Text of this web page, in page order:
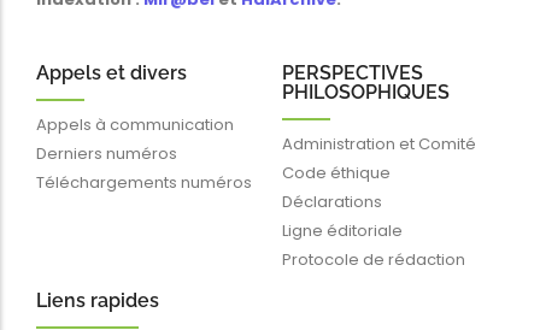
Appels et divers
Appels à communication
Derniers numéros
Téléchargements numéros
PERSPECTIVES
PHILOSOPHIQUES
Administration et Comité
Code éthique
Déclarations
Ligne éditoriale
Protocole de rédaction
Liens rapides